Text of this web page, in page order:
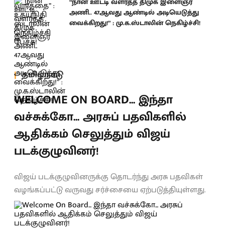
அணி.. 47ஆவது ஆண்டில் அடியெடுத்து
வைக்கிறது!” : மு.க.ஸ்டாலின் நெகிழ்ச்சி!
தமிழ்நாடு
WELCOME ON BOARD... இந்தா
வச்சுக்கோ... அரசுப் பதவிகளில்
ஆதிக்கம் செலுத்தும் விஜய்
படக்குழுவினர்!
விஜய் படக்குழுவினருக்கு தொடர்ந்து அரசு பதவிகள்
வழங்கப்பட்டு வருவது சர்ச்சையை ஏற்படுத்தியுள்ளது.